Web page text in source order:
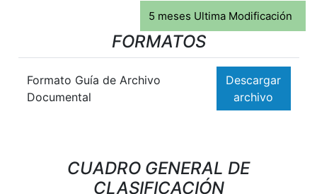
5 meses Ultima Modificación
FORMATOS
Formato Guía de Archivo
Documental
Descargar
archivo
CUADRO GENERAL DE
CLASIFICACIÓN